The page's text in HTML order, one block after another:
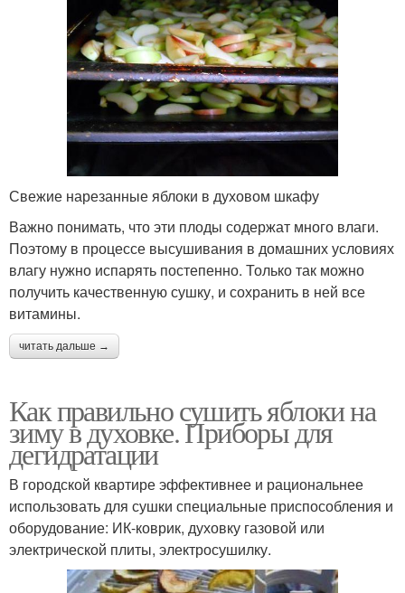
Свежие нарезанные яблоки в духовом шкафу
Важно понимать, что эти плоды содержат много влаги.
Поэтому в процессе высушивания в домашних условиях
влагу нужно испарять постепенно. Только так можно
получить качественную сушку, и сохранить в ней все
витамины.
читать дальше →
Как правильно сушить яблоки на
зиму в духовке. Приборы для
дегидратации
В городской квартире эффективнее и рациональнее
использовать для сушки специальные приспособления и
оборудование: ИК-коврик, духовку газовой или
электрической плиты, электросушилку.